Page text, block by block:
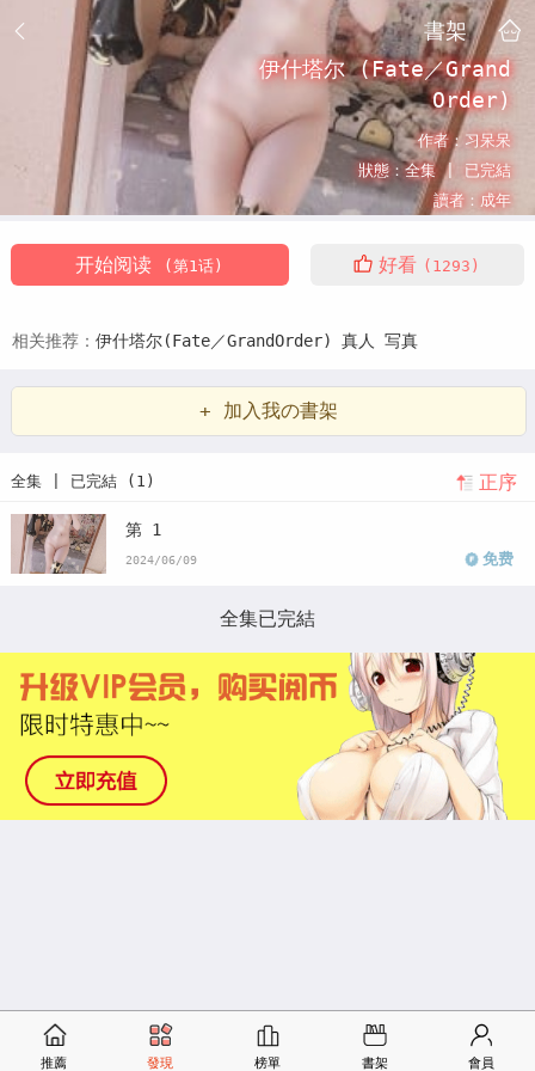
書架
伊什塔尔 (Fate／Grand
Order)
作者： 习呆呆
狀態：全集 | 已完結
讀者： 成年
开始阅读 (第1话) 好看 (1293)
相关推荐： 伊什塔尔(Fate／GrandOrder) 真人 写真
+ 加入我の書架
全集 | 已完結 (1) 正序
第 1
2024/06/09 免费
全集已完結
推薦 發現 榜單 書架 會員